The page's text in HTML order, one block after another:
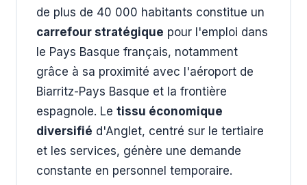
de plus de 40 000 habitants constitue un
carrefour stratégique pour l'emploi dans
le Pays Basque français, notamment
grâce à sa proximité avec l'aéroport de
Biarritz-Pays Basque et la frontière
espagnole. Le tissu économique
diversifié d'Anglet, centré sur le tertiaire
et les services, génère une demande
constante en personnel temporaire.